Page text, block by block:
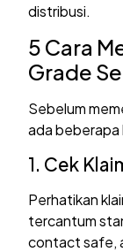
distribusi.
5 Cara
Grade
Sebelum
ada beberapa
1. Cek
Perhatikan
tercantum
contact safe,